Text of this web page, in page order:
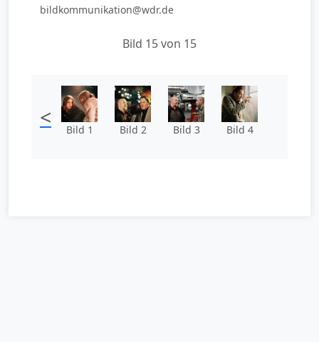
bildkommunikation@wdr.de
Bild 15 von 15
< Bild 1 Bild 2 Bild 3 Bild 4